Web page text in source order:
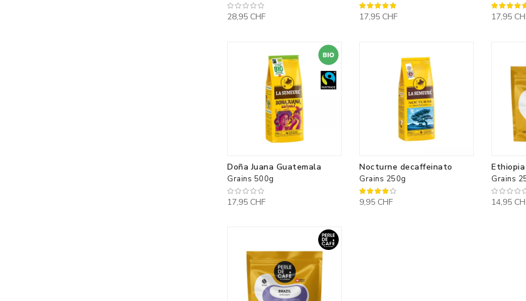
28,95 CHF 100%
17,95 CHF 100%
17,95
Doña Juana Guatemala
Grains 500g
17,95 CHF
Nocturne decaffeinato
Grains 250g
80%
9,95 CHF
Ethiopia
Grains
14,95